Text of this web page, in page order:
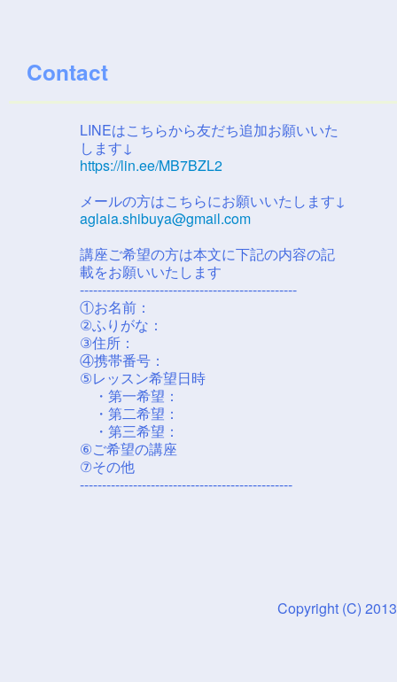
Contact
LINEはこちらから友だち追加お願いいた
します↓
https://lin.ee/MB7BZL2
メールの方はこちらにお願いいたします↓
aglaia.shibuya@gmail.com
講座ご希望の方は本文に下記の内容の記
載をお願いいたします
-------------------------------------------------
①お名前：
②ふりがな：
③住所：
④携帯番号：
⑤レッスン希望日時
・第一希望：
・第二希望：
・第三希望：
⑥ご希望の講座
⑦その他
------------------------------------------------
Copyright (C)